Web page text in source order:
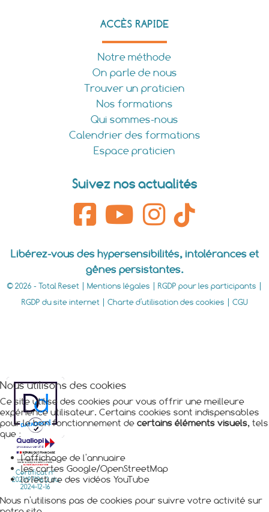
ACCÈS RAPIDE
Notre méthode
On parle de nous
Trouver un praticien
Nos formations
Qui sommes-nous
Calendrier des formations
Espace praticien
Suivez nos actualités
Libérez-vous des hypersensibilités, intolérances et
gênes persistantes.
© 2026 - Total Reset | Mentions légales | RGDP pour les participants |
RGDP du site internet | Charte d'utilisation des cookies | CGU
Certificat n°
2021/97196.2 du
2024-12-16
Nous utilisons des cookies
Ce site utilise des cookies pour vous offrir une meilleure
expérience utilisateur. Certains cookies sont indispensables
pour le bon fonctionnement de certains éléments visuels, tels
que :
l'affichage de l'annuaire
les cartes Google/OpenStreetMap
la lecture des vidéos YouTube
Nous n'utilisons pas de cookies pour suivre votre activité sur